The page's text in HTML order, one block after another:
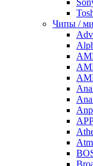
Чипы /